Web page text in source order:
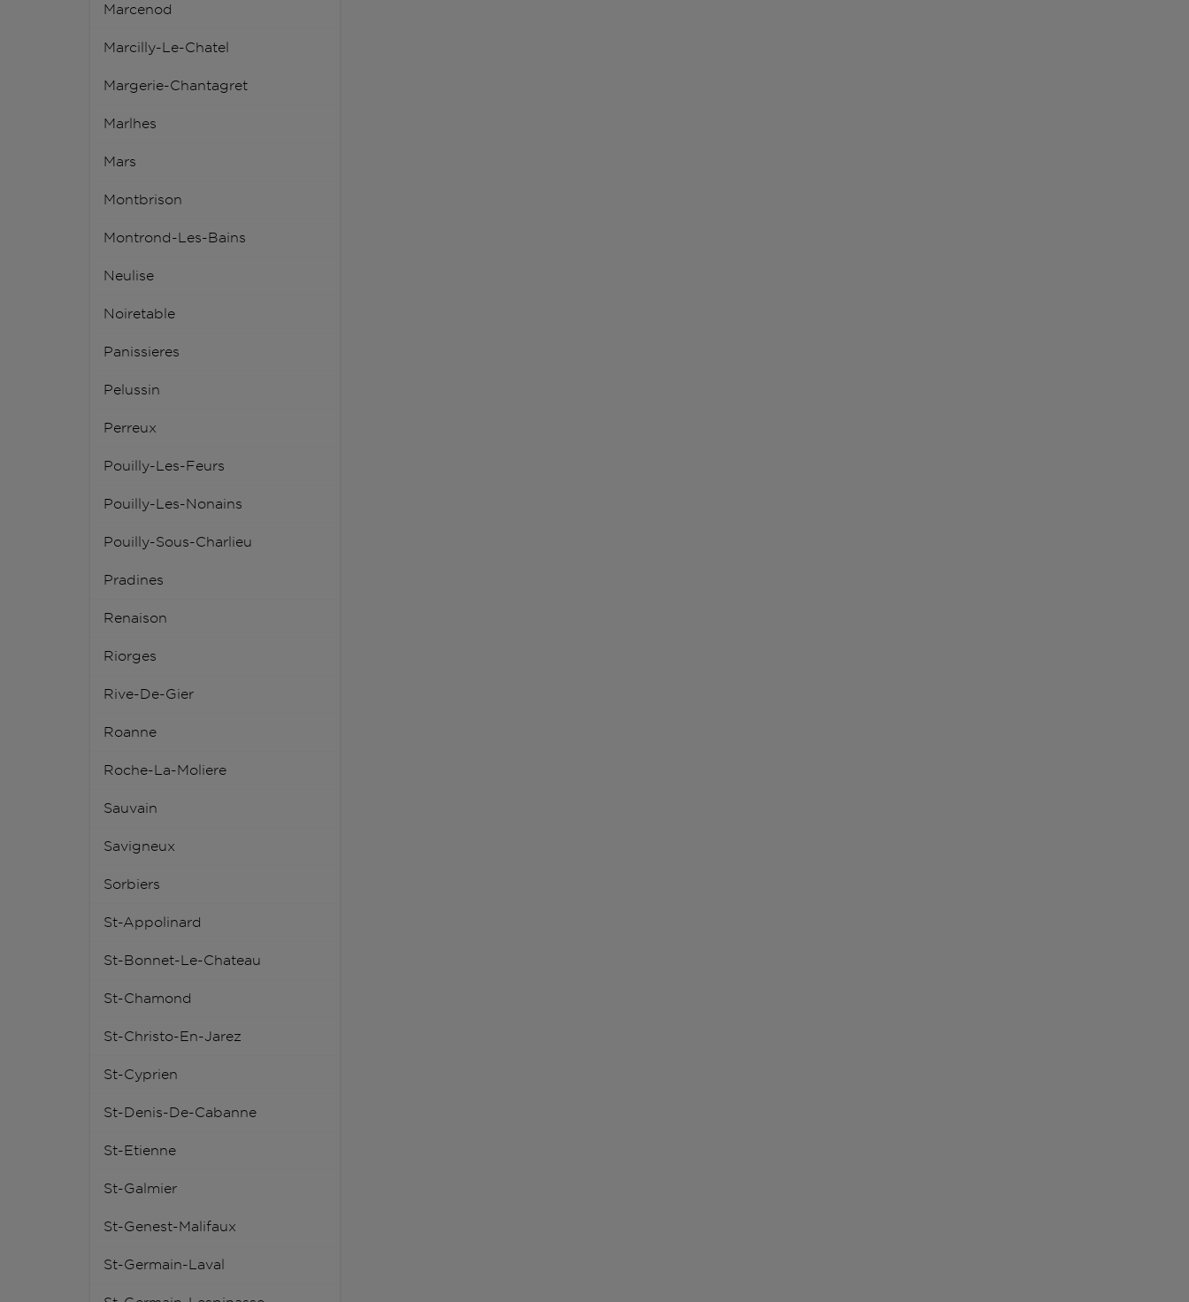
Marcenod
Marcilly-Le-Chatel
Margerie-Chantagret
Marlhes
Mars
Montbrison
Montrond-Les-Bains
Neulise
Noiretable
Panissieres
Pelussin
Perreux
Pouilly-Les-Feurs
Pouilly-Les-Nonains
Pouilly-Sous-Charlieu
Pradines
Renaison
Riorges
Rive-De-Gier
Roanne
Roche-La-Moliere
Sauvain
Savigneux
Sorbiers
St-Appolinard
St-Bonnet-Le-Chateau
St-Chamond
St-Christo-En-Jarez
St-Cyprien
St-Denis-De-Cabanne
St-Etienne
St-Galmier
St-Genest-Malifaux
St-Germain-Laval